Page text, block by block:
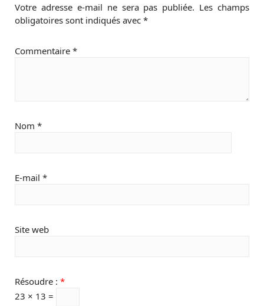
Votre adresse e-mail ne sera pas publiée. Les champs
obligatoires sont indiqués avec *
Commentaire *
Nom *
E-mail *
Site web
Résoudre : *
23 × 13 =